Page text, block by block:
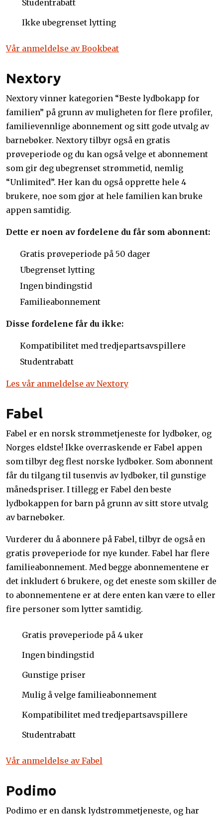
Studentrabatt
Ikke ubegrenset lytting
Vår anmeldelse av Bookbeat
Nextory
Nextory vinner kategorien “Beste lydbokapp for
familien” på grunn av muligheten for flere profiler,
familievennlige abonnement og sitt gode utvalg av
barnebøker. Nextory tilbyr også en gratis
prøveperiode og du kan også velge et abonnement
som gir deg ubegrenset strømmetid, nemlig
“Unlimited”. Her kan du også opprette hele 4
brukere, noe som gjør at hele familien kan bruke
appen samtidig.
Dette er noen av fordelene du får som abonnent:
Gratis prøveperiode på 50 dager
Ubegrenset lytting
Ingen bindingstid
Familieabonnement
Disse fordelene får du ikke:
Kompatibilitet med tredjepartsavspillere
Studentrabatt
Les vår anmeldelse av Nextory
Fabel
Fabel er en norsk strømmetjeneste for lydbøker, og
Norges eldste! Ikke overraskende er Fabel appen
som tilbyr deg flest norske lydbøker. Som abonnent
får du tilgang til tusenvis av lydbøker, til gunstige
månedspriser. I tillegg er Fabel den beste
lydbokappen for barn på grunn av sitt store utvalg
av barnebøker.
Vurderer du å abonnere på Fabel, tilbyr de også en
gratis prøveperiode for nye kunder. Fabel har flere
familieabonnement. Med begge abonnementene er
det inkludert 6 brukere, og det eneste som skiller de
to abonnementene er at dere enten kan være to eller
fire personer som lytter samtidig.
Gratis prøveperiode på 4 uker
Ingen bindingstid
Gunstige priser
Mulig å velge familieabonnement
Kompatibilitet med tredjepartsavspillere
Studentrabatt
Vår anmeldelse av Fabel
Podimo
Podimo er en dansk lydstrømmetjeneste, og har